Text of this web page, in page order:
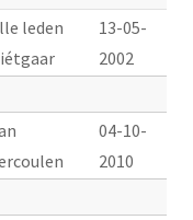
leden
13-05-
2002
04-10-
2010